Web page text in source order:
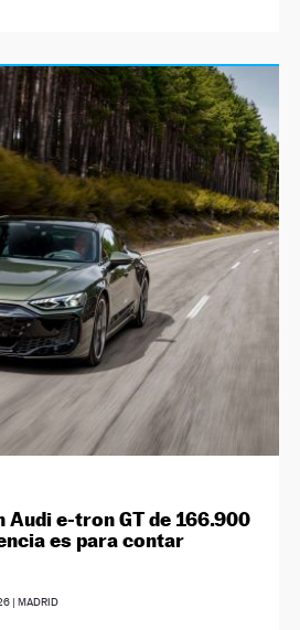
Audi e-tron GT de 166.900
es para contar
| MADRID